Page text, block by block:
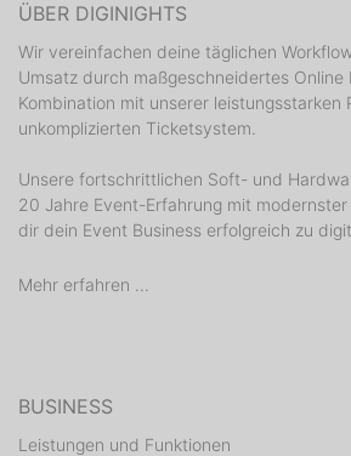
ÜBER DIGINIGHTS
Wir vereinfachen deine täglichen
Umsatz durch maßgeschneidertes Online
Kombination mit unserer leistungsstarken
unkomplizierten Ticketsystem.
Unsere fortschrittlichen Soft- und
20 Jahre Event-Erfahrung mit
dir dein Event Business erfolgreich zu
Mehr erfahren ...
BUSINESS
Leistungen und Funktionen